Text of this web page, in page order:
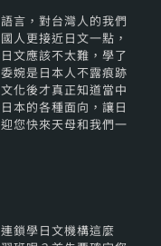
言，對台灣人的我們
人更接近日文一點，
文應該不太難，學了
婉是日本人不露痕跡
化後才真正知道當中
本的各種面向，讓日
您快來天母和我們一
鎖學日文機構這麼